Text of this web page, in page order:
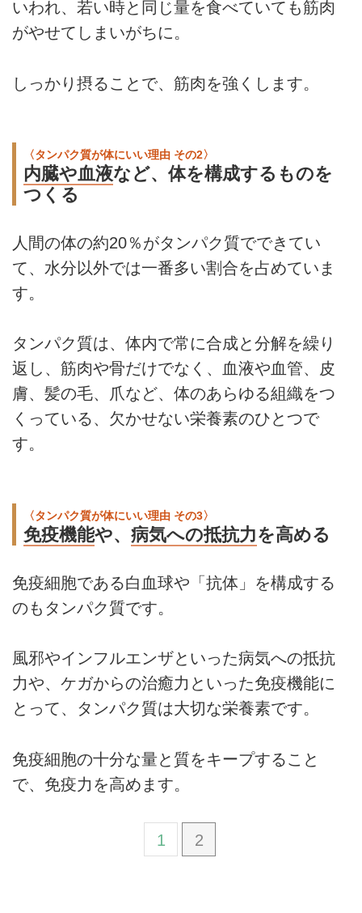
いわれ、若い時と同じ量を食べていても筋肉
がやせてしまいがちに。
しっかり摂ることで、筋肉を強くします。
〈タンパク質が体にいい理由 その2〉
内臓や血液など、体を構成するものを
つくる
人間の体の約20％がタンパク質でできてい
て、水分以外では一番多い割合を占めていま
す。
タンパク質は、体内で常に合成と分解を繰り
返し、筋肉や骨だけでなく、血液や血管、皮
膚、髪の毛、爪など、体のあらゆる組織をつ
くっている、欠かせない栄養素のひとつで
す。
〈タンパク質が体にいい理由 その3〉
免疫機能や、 病気への抵抗力を高める
免疫細胞である白血球や「抗体」を構成する
のもタンパク質です。
風邪やインフルエンザといった病気への抵抗
力や、ケガからの治癒力といった免疫機能に
とって、タンパク質は大切な栄養素です。
免疫細胞の十分な量と質をキープすること
で、免疫力を高めます。
1 2